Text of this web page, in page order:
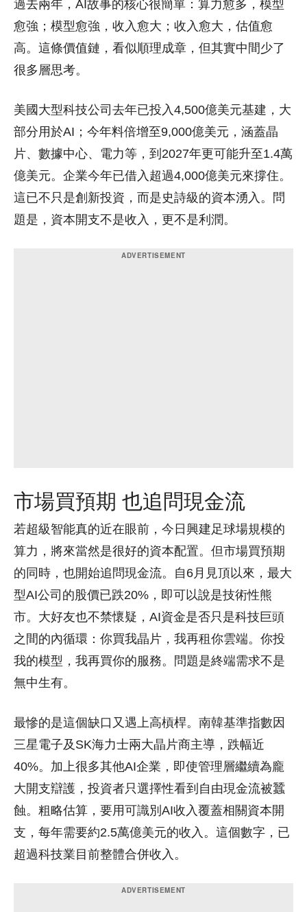
過去兩年，AI故事的核心很簡單：算力愈多，模型
愈強；模型愈強，收入愈大；收入愈大，估值愈
高。這條價值鏈，看似順理成章，但其實中間少了
很多層思考。
美國大型科技公司去年已投入4,500億美元基建，大
部分用於AI；今年料倍增至9,000億美元，涵蓋晶
片、數據中心、電力等，到2027年更可能升至1.4萬
億美元。企業今年已借入超過4,000億美元來撐住。
這已不只是創新投資，而是史詩級的資本湧入。問
題是，資本開支不是收入，更不是利潤。
市場買預期 也追問現金流
若超級智能真的近在眼前，今日興建足球場規模的
算力，將來當然是很好的資本配置。但市場買預期
的同時，也開始追問現金流。自6月見頂以來，最大
型AI公司的股價已跌20%，即可以說是技術性熊
市。大好友也不禁懷疑，AI資金是否只是科技巨頭
之間的內循環：你買我晶片，我再租你雲端。你投
我的模型，我再買你的服務。問題是終端需求不是
無中生有。
最慘的是這個缺口又遇上高槓桿。南韓基準指數因
三星電子及SK海力士兩大晶片商主導，跌幅近
40%。加上很多其他AI企業，即使管理層繼續為龐
大開支辯護，投資者只選擇性看到自由現金流被蠶
蝕。粗略估算，要用可識別AI收入覆蓋相關資本開
支，每年需要約2.5萬億美元的收入。這個數字，已
超過科技業目前整體合併收入。